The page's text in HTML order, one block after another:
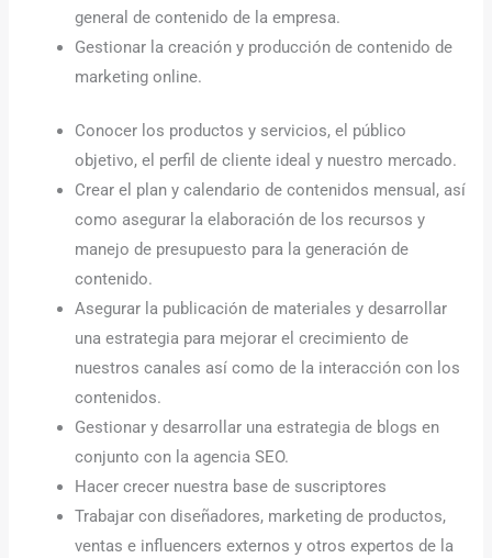
general de contenido de la empresa.
Gestionar la creación y producción de contenido de
marketing online.
Conocer los productos y servicios, el público
objetivo, el perfil de cliente ideal y nuestro mercado.
Crear el plan y calendario de contenidos mensual, así
como asegurar la elaboración de los recursos y
manejo de presupuesto para la generación de
contenido.
Asegurar la publicación de materiales y desarrollar
una estrategia para mejorar el crecimiento de
nuestros canales así como de la interacción con los
contenidos.
Gestionar y desarrollar una estrategia de blogs en
conjunto con la agencia SEO.
Hacer crecer nuestra base de suscriptores
Trabajar con diseñadores, marketing de productos,
ventas e influencers externos y otros expertos de la